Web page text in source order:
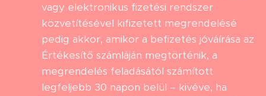
vagy elektronikus fizetési rendszer
közvetítésével kifizetett megrendelésé
pedig akkor, amikor a befizetés jóváírása az
Értékesítő számláján megtörténik, a
megrendelés feladásától számított
legfeljebb 30 napon belül – kivéve, ha